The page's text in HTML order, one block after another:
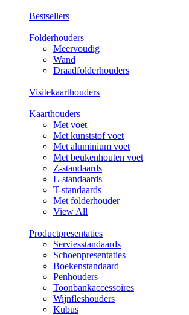
Bestsellers
Folderhouders
Meervoudig
Wand
Draadfolderhouders
Visitekaarthouders
Kaarthouders
Met voet
Met kunststof voet
Met aluminium voet
Met beukenhouten voet
Z-standaards
L-standaards
T-standaards
Met folderhouder
View All
Productpresentaties
Serviesstandaards
Schoenpresentaties
Boekenstandaard
Penhouders
Toonbankaccessoires
Wijnfleshouders
Kubus